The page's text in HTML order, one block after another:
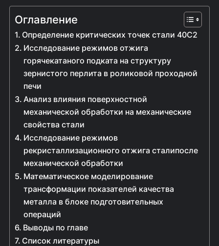
Оглавление
Определение критических точек стали 40С2
Исследование режимов отжига
горячекатаного подката на структуру
зернистого перлита в роликовой проходной
печи
Анализ влияния поверхностной
механической обработки на механические
свойства стали
Исследование режимов
рекристаллизационного отжига сталипосле
механической обработки
Математическое моделирование
трансформации показателей качества
металла в блоке подготовительных
операций
Выводы по главе
Список литературы